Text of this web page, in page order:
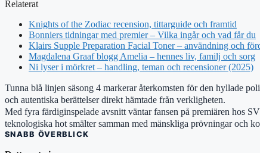
Relaterat
Knights of the Zodiac recension, tittarguide och framtid
Bonniers tidningar med premier – Vilka ingår och vad får du
Klairs Supple Preparation Facial Toner – användning och
Magdalena Graaf blogg Amelia – hennes liv, familj och sorg
Ni lyser i mörkret – handling, teman och recensioner (2025)
Tunna blå linjen säsong 4 markerar återkomsten för den hyllade
och autentiska berättelser direkt hämtade från verkligheten.
Med fyra färdiginspelade avsnitt väntar fansen på premiären hos
teknologiska hot smälter samman med mänskliga prövningar och
SNABB ÖVERBLICK